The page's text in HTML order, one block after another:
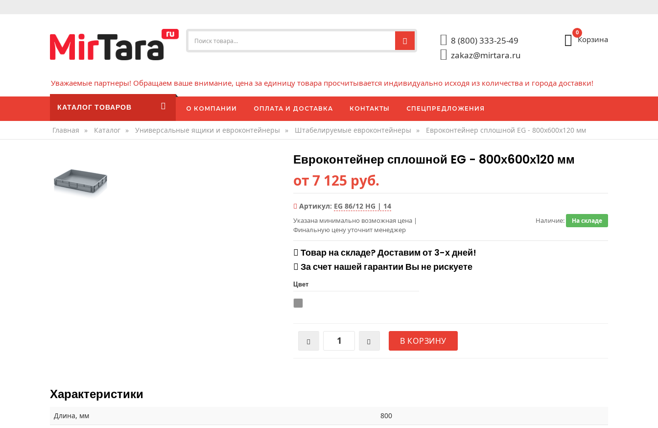
8 (800) 333-25-49
zakaz@mirtara.ru
0
Корзина
Уважаемые партнеры! Обращаем ваше внимание, цена за единицу товара просчитывается индивидуально исходя из количества и города доставки!
КАТАЛОГ ТОВАРОВ О КОМПАНИИ ОПЛАТА И ДОСТАВКА КОНТАКТЫ СПЕЦПРЕДЛОЖЕНИЯ
Главная » Каталог » Универсальные ящики и евроконтейнеры » Штабелируемые евроконтейнеры » Евроконтейнер сплошной EG - 800х600х120 мм
Евроконтейнер сплошной EG - 800х600х120 мм
от 7 125 руб.
Артикул: EG 86/12 HG | 14
Указана минимально возможная цена |
Финальную цену уточнит менеджер
Наличие: На складе
Товар на складе? Доставим от 3-х дней!
За счет нашей гарантии Вы не рискуете
Цвет
В КОРЗИНУ
Характеристики
Длина, мм
800